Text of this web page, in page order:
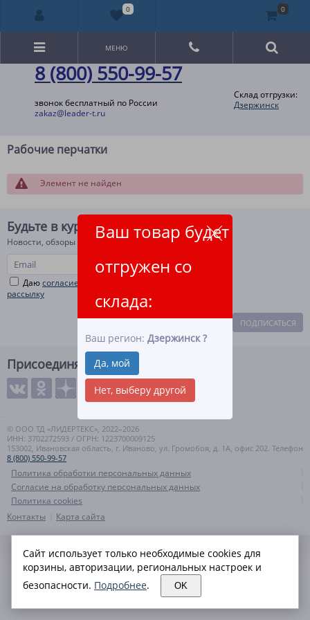
8 (800) 550-99-57
звонок бесплатный по России
zakaz@leader-t.ru
Склад отгрузки:
Дзержинск
Ваш товар будет
отгружен со
склада:
Ваш регион:Дзержинск ?
Да, мой
Нет, выберу другой
МЕНЮ
Рабочие перчатки
Элемент не найден
Будьте в курсе!
Новости, обзоры и акции
Даюсогласие на рекламную и информационную
рассылку
ПОДПИСАТЬСЯ
Присоединяйтесь
© ООО ТД «ЛИДЕРТЕКС», 2022–2026
ИНН: 3702272593 / ОГРН: 1223700009125
153002, Ивановская область, г. Иваново, ул. Громобоя, д. 1А, офис 202. Телефон
8 (800) 550-99-57
Политика обработки персональных данных
Согласие на обработку персональных данных
Политика cookies
Контакты
Карта сайта
0 0
Сайт использует только необходимые cookies для
корзины, авторизации, региональных настроек и
безопасности. Подробнее. OK